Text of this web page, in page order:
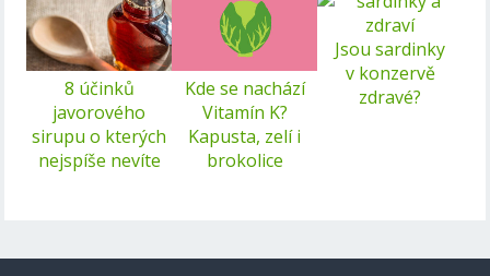
8 účinků
javorového
sirupu o kterých
nejspíše nevíte
Kde se nachází
Vitamín K?
Kapusta, zelí i
brokolice
Jsou sardinky
v konzervě
zdravé?